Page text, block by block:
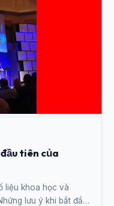
tiên của
liệu khoa học và
lưu ý khi bắt đầu